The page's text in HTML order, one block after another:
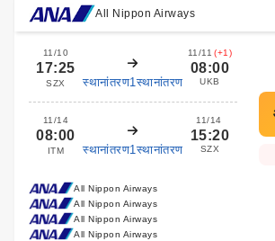
All Nippon Airways
11/10
17:25
SZX स्थानांतरण1स्थानांतरण
11/11 (+1)
08:00
UKB
11/14
08:00
ITM स्थानांतरण1स्थानांतरण
11/14
15:20
SZX
All Nippon Airways
All Nippon Airways
All Nippon Airways
All Nippon Airways